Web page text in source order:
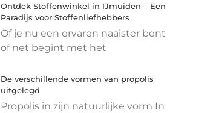
Ontdek Stoffenwinkel in IJmuiden – Een
Paradijs voor Stoffenliefhebbers
Of je nu een ervaren naaister bent
of net begint met het
De verschillende vormen van propolis
uitgelegd
Propolis in zijn natuurlijke vorm In